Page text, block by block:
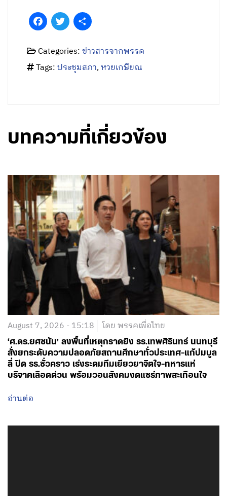
FacebookTwitter
Categories:ข่าวสารจากพรรค
Tags:ประชุมสภา,หวยเกษียณ
บทความที่เกี่ยวข้อง
August 7, 2026 - 15:18 โดย พรรคเพื่อไทย
‘ศ.ดร.ยศชนัน’ ลงพื้นที่เหตุกราดยิง รร.เทพศิรินทร์ นนทบุรี
สั่งยกระดับความปลอดภัยสถานศึกษาทั่วประเทศ-แก้ปมบูล
ลี่ ปิด รร.ชั่วคราว เร่งระดมทีมเยียวยาจิตใจ-ทหารแห่
บริจาคเลือดด่วน พร้อมวอนสังคมงดแชร์ภาพสะเทือนใจ
อ่านต่อ